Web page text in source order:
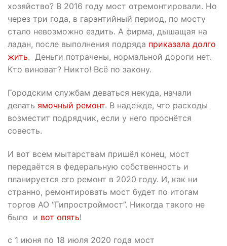
хозяйство? В 2016 году мост отремонтировали. Но
через три года, в гарантийный период, по мосту
стало невозможно ездить. А фирма, дышащая на
ладан, после выполнения подряда приказала долго
жить. Деньги потрачены, нормальной дороги нет.
Кто виноват? Никто! Всё по закону.
Городским службам деваться некуда, начали
делать ямочный ремонт. В надежде, что расходы
возместит подрядчик, если у него проснётся
совесть.
И вот всем мытарствам пришёл конец, мост
передаётся в федеральную собственность и
планируется его ремонт в 2020 году. И, как ни
странно, ремонтировать мост будет по итогам
торгов АО “Гипростроймост”. Никогда такого не
было и вот опять!
с 1 июня по 18 июля 2020 года мост